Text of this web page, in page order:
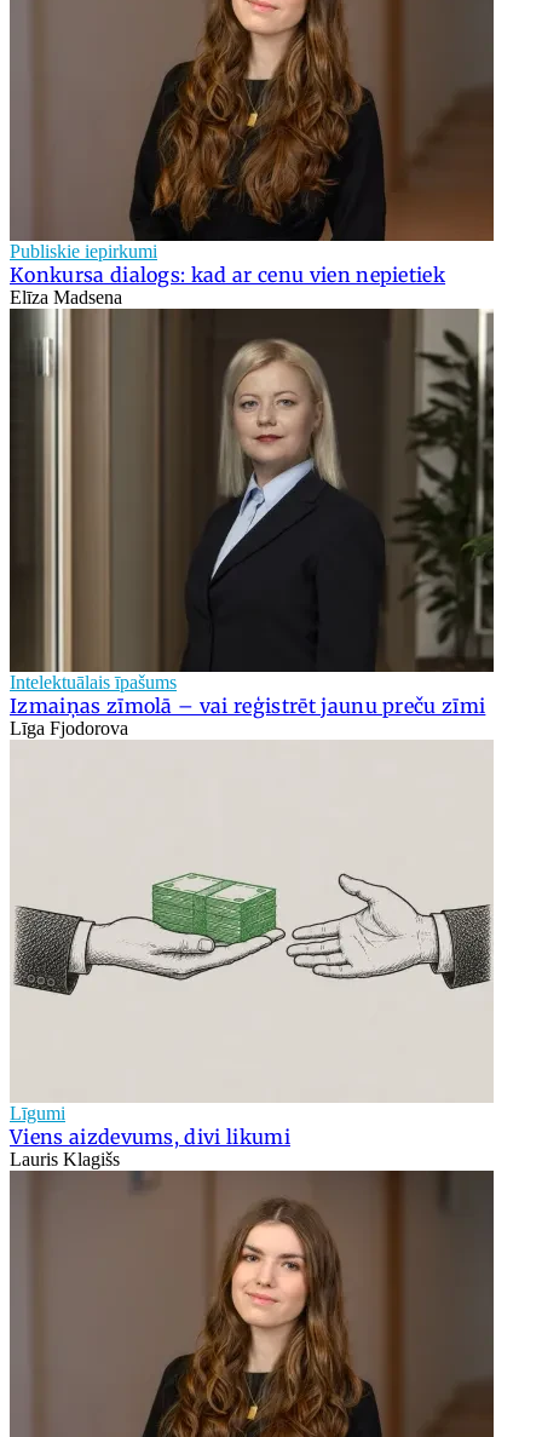
Publiskie iepirkumi
Konkursa dialogs: kad ar cenu vien nepietiek
Elīza Madsena
Intelektuālais īpašums
Izmaiņas zīmolā – vai reģistrēt jaunu preču zīmi
Līga Fjodorova
Līgumi
Viens aizdevums, divi likumi
Lauris Klagišs